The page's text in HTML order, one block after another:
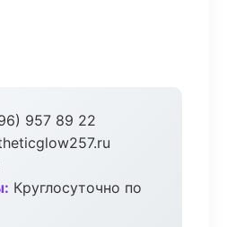
957 89 22
Круглосуточно по